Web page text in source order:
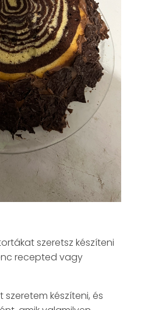
szeretsz készíteni
recepted vagy
készíteni, és